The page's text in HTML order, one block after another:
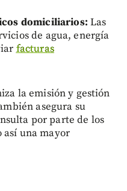
domiciliarios:Las
de agua, energía
facturas
la emisión y gestión
asegura su
por parte de los
así una mayor